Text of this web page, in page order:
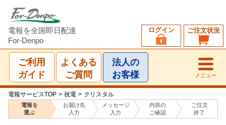
電報を全国即日配達
For-Denpo
ご注文状況
ログイン
ご利用
ガイド
よくある
ご質問
法人の
お客様
メニュー
電報サービスTOP > 祝電 > クリスタル
電報を
選ぶ
お届け先
入力
メッセージ
入力
内容の
ご確認
ご注文
終了